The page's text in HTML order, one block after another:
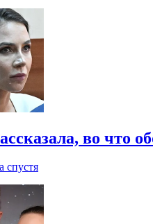
во что
спустя